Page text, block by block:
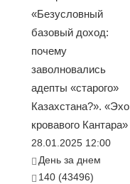
«Безусловный
базовый доход:
почему
заволновались
адепты «старого»
Казахстана?». «Эхо
кровавого Кантара»
28.01.2025 12:00
День за днем
140 (43496)